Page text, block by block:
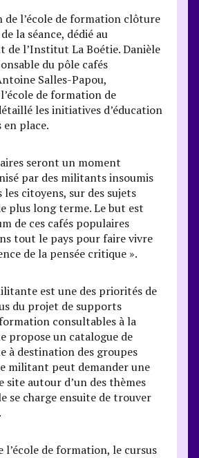
l’école de formation clôture
la séance, dédié au
de l’Institut La Boétie. Danièle
du pôle cafés
Salles-Papou,
de formation de
les initiatives d’éducation
en place.
seront un moment
par des militants insoumis
citoyens, sur des sujets
plus long terme. Le but est
de ces cafés populaires
tout le pays pour faire vivre
de la pensée critique ».
est une des priorités de
du projet de supports
consultables à la
propose un catalogue de
à destination des groupes
militant peut demander une
autour d’un des thèmes
se charge ensuite de trouver
l’école de formation, le cursus